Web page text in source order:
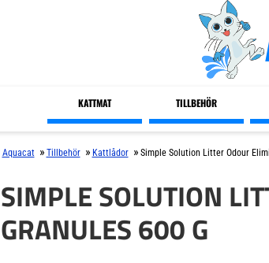
KATTMAT TILLBEHÖR
Aquacat » Tillbehör » Kattlådor » Simple Solution Litter Odour
SIMPLE SOLUTION
GRANULES 600 G